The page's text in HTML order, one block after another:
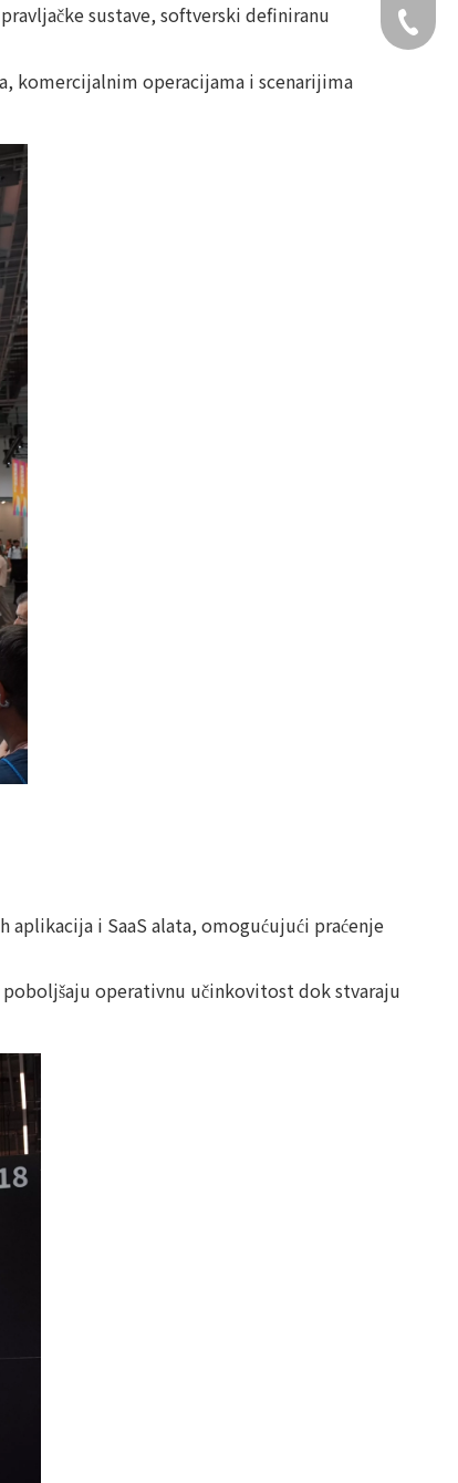
sustave, softverski definiranu
komercijalnim operacijama i scenarijima
i SaaS alata, omogućujući praćenje
operativnu učinkovitost dok stvaraju
+49